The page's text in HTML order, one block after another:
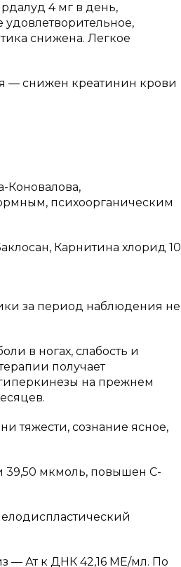
4 мг в день,
снижена. Легкое
— снижен креатинин крови
Коновалова,
психоорганическим
Карнитина хлорид 10
за период наблюдения не
в ногах, слабость и
получает
на прежнем
тяжести, сознание ясное,
39,50 мкмоль, повышен С-
— Ат к ДНК 42,16 МЕ/мл. По